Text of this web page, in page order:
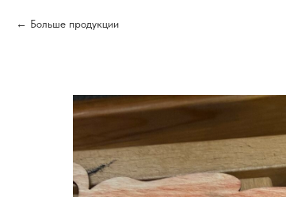
Больше продукции